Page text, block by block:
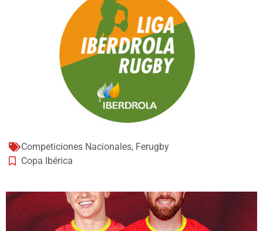
Competiciones Nacionales, Ferugby
Copa Ibérica